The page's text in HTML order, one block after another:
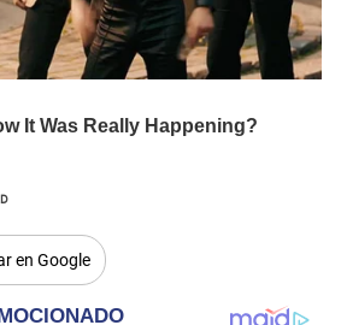
en Google